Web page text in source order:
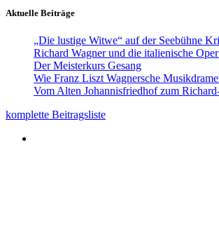
Aktuelle Beiträge
„Die lustige Witwe“ auf der Seebühne
Richard Wagner und die italienische
Der Meisterkurs Gesang
Wie Franz Liszt Wagnersche
Vom Alten Johannisfriedhof zum
komplette Beitragsliste